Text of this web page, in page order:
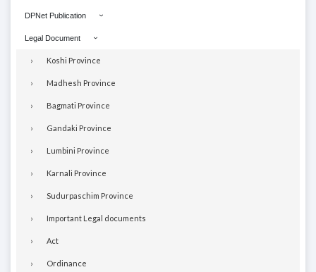
DPNet Publication
Legal Document
Koshi Province
Madhesh Province
Bagmati Province
Gandaki Province
Lumbini Province
Karnali Province
Sudurpaschim Province
Important Legal documents
Act
Ordinance